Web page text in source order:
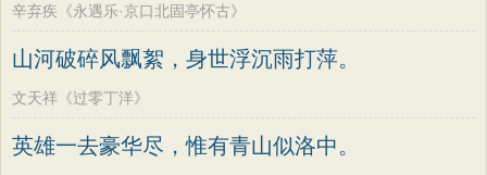
辛弃疾《永遇乐·京口北固亭怀古》
山河破碎风飘絮，身世浮沉雨打萍。
文天祥《过零丁洋》
英雄一去豪华尽，惟有青山似洛中。